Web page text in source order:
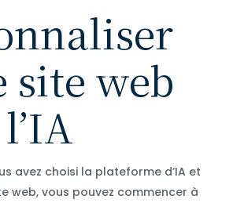
site web
avez choisi la plateforme d’IA et
web, vous pouvez commencer à